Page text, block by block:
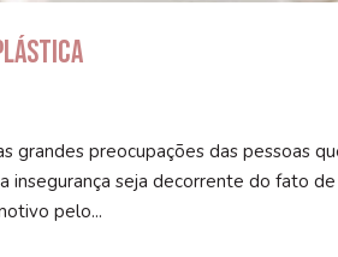
grandes preocupações das pessoas
seja decorrente do fato
pelo...